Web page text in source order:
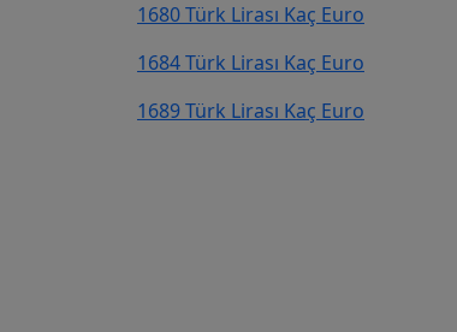
1680 Türk Lirası Kaç Euro
1684 Türk Lirası Kaç Euro
1689 Türk Lirası Kaç Euro